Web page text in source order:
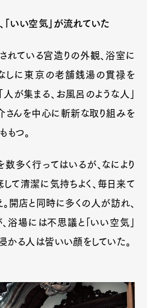
いい空気」が流れていた
ている宮造りの外観、浴室に
しに東京の老舗銭湯の貫禄を
人が集まる、お風呂のような人」
さんを中心に斬新な取り組みを
つ。
多く行ってはいるが、なにより
て清潔に気持ちよく、毎日来て
開店と同時に多くの人が訪れ、
浴場には不思議と「いい空気」
かる人は皆いい顔をしていた。